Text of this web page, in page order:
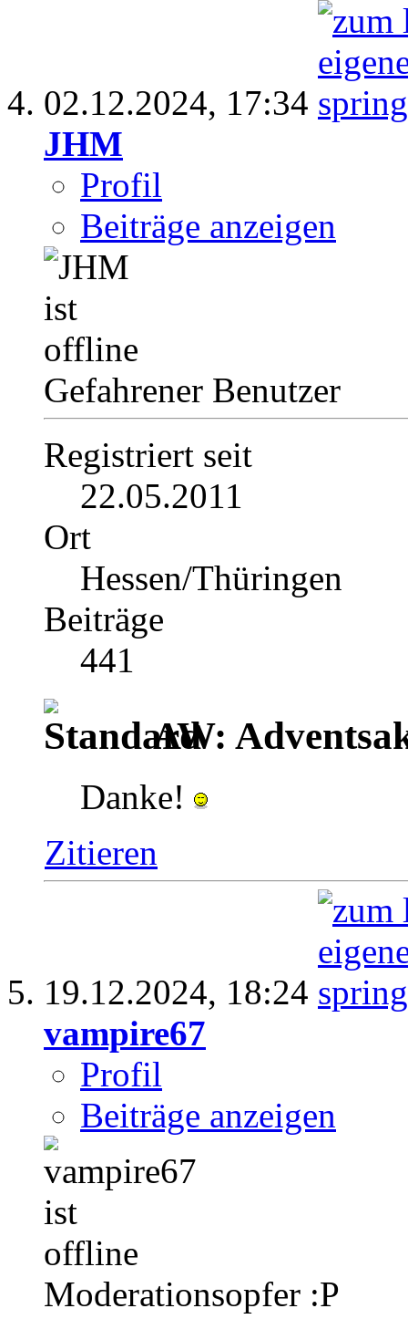
02.12.2024, 17:34
JHM
Profil
Beiträge anzeigen
Gefahrener Benutzer
Registriert seit
22.05.2011
Ort
Hessen/Thüringen
Beiträge
441
AW:
Danke!
Zitieren
19.12.2024, 18:24
vampire67
Profil
Beiträge anzeigen
Moderationsopfer :P